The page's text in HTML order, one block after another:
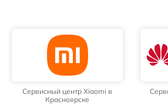
Сервисный центр Xiaomi в
Красноярске